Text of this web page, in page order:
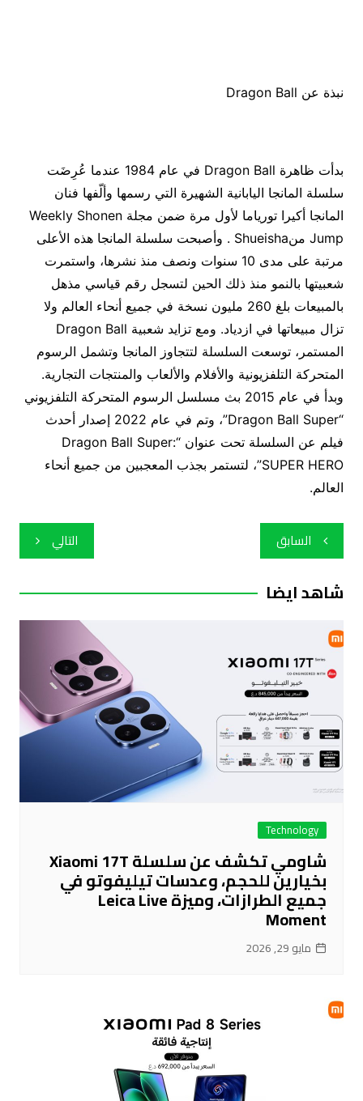
نبذة عن Dragon Ball
بدأت ظاهرة Dragon Ball في عام 1984 عندما عُرِضَت
سلسلة المانجا اليابانية الشهيرة التي رسمها وألّفها فنان
المانجا أكيرا تورياما لأول مرة ضمن مجلة Weekly Shonen
Jump منShueisha . وأصبحت سلسلة المانجا هذه الأعلى
مرتبة على مدى 10 سنوات ونصف منذ نشرها، واستمرت
شعبيتها بالنمو منذ ذلك الحين لتسجل رقم قياسي مذهل
بالمبيعات بلغ 260 مليون نسخة في جميع أنحاء العالم ولا
تزال مبيعاتها في ازدياد. ومع تزايد شعبية Dragon Ball
المستمر، توسعت السلسلة لتتجاوز المانجا وتشمل الرسوم
المتحركة التلفزيونية والأفلام والألعاب والمنتجات التجارية.
وبدأ في عام 2015 بث مسلسل الرسوم المتحركة التلفزيوني
“Dragon Ball Super”، وتم في عام 2022 إصدار أحدث
فيلم عن السلسلة تحت عنوان “Dragon Ball Super:
SUPER HERO”، لتستمر بجذب المعجبين من جميع أنحاء
العالم.
تصفّح
المقالات
السابق التالي
شاهد ايضا
Technology
شاومي تكشف عن سلسلة Xiaomi 17T
بخيارين للحجم، وعدسات تيليفوتو في
جميع الطرازات، وميزة Leica Live
Moment
مايو 29, 2026